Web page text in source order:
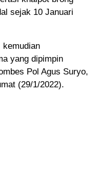
sejak 10 Januari
kemudian
yang dipimpin
Pol Agus Suryo,
(29/1/2022).